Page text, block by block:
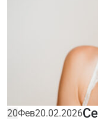
20Фев20.02.2026